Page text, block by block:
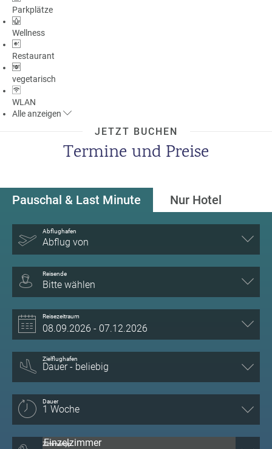
Parkplätze
Wellness
Restaurant
vegetarisch
WLAN
Alleanzeigen
JETZT BUCHEN
Termine und Preise
Pauschal & Last Minute Nur Hotel
Abflughafen
Abflug von
Reisende
Bitte wählen
Reisezeitraum
Zielflughafen
Dauer
Zimmertyp